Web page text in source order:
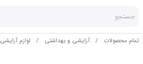
جستجو
تمام محصولات / آرایشی و بهداشتی / لوازم آرایشی